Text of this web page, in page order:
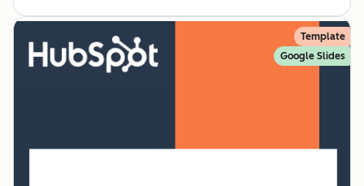
Template
Google Slides